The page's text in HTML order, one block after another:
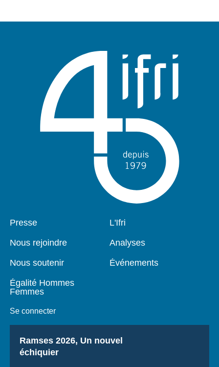
Pied
Presse
Nous rejoindre
Nous soutenir
Égalité Hommes
Femmes
Se connecter
Navigation
L'Ifri
Analyses
Événements
Titre
Ramses 2026, Un nouvel
échiquier